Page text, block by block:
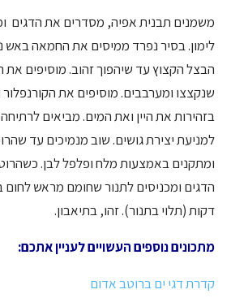
משמנים תבנית אפיה, מסדרים את הדגים
לימון. בסיר נפרד ממיסים את החמאה באש
הבצל הקצוץ עד שיהפוך זהוב. מוסיפים את
שנקצצו ומערבבים. מוסיפים את הקורנפלור
בזהירות את היין ואת המים. מביאים
למניעת יצירת גושים. שוב מנמיכים עד
ומתקנים באמצעות מלח ופלפל לבן.
דקות (תלוי בתנור). זהו, בתיאבון.
מתכונים נוספים העשויים לעניין אתכם:
קדרת דגי ים ברוטב אדום